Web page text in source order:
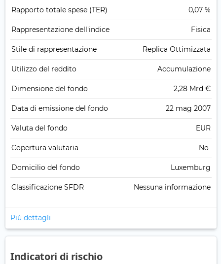
Rapporto totale spese (TER) 0,07 %
Rappresentazione dell'indice Fisica
Stile di rappresentazione Replica Ottimizzata
Utilizzo del reddito Accumulazione
Dimensione del fondo 2,28 Mrd €
Data di emissione del fondo 22 mag 2007
Valuta del fondo EUR
Copertura valutaria No
Domicilio del fondo Luxemburg
Classificazione SFDR Nessuna informazione
Più dettagli
Indicatori di rischio